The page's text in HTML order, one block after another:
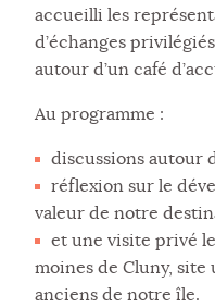
accueilli les
d’échanges
autour d’un café
Au programme :
discussions autour
réflexion sur le
valeur de notre
et une visite privé
moines de Cluny, site
anciens de notre île.